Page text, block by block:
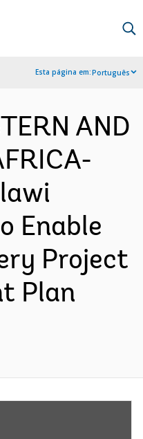
Esta página em:Português
AND
Enable
Project
Plan